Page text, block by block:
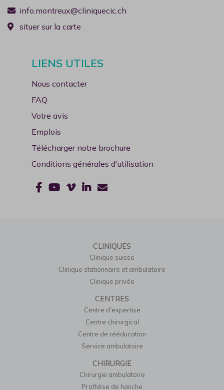
info.montreux@cliniquecic.ch
situer sur la carte
LIENS UTILES
Nous contacter
FAQ
Votre avis
Emplois
Télécharger notre brochure
Conditions générales d'utilisation
CLINIQUES
Clinique suisse
Clinique stationnaire et ambulatoire
Clinique privée
CENTRES
Centre d'expertise
Centre chirurgical
Centre de rééducation
Service ambulatoire
CHIRURGIE
Chirurgie ambulatoire
Prothèse de hanche
Nous vous souhaitons un bel été !